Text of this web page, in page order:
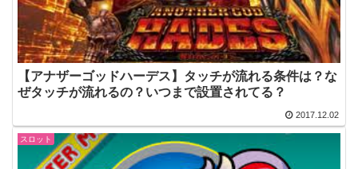
【アナザーゴッドハーデス】タッチが流れる条件は？な
ぜタッチが流れるの？いつまで設置されてる？
2017.12.02
スロット